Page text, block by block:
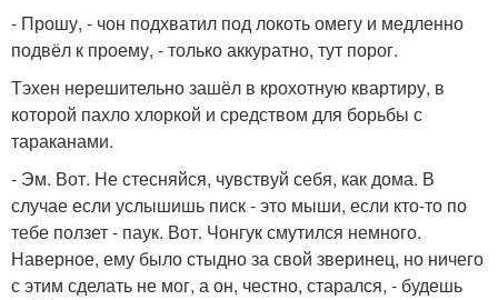
- Прошу, - чон подхватил под локоть омегу и медленно
подвёл к проему, - только аккуратно, тут порог.
Тэхен нерешительно зашёл в крохотную квартиру, в
которой пахло хлоркой и средством для борьбы с
тараканами.
- Эм. Вот. Не стесняйся, чувствуй себя, как дома. В
случае если услышишь писк - это мыши, если кто-то по
тебе ползет - паук. Вот. Чонгук смутился немного.
Наверное, ему было стыдно за свой зверинец, но ничего
с этим сделать не мог, а он, честно, старался, - будешь